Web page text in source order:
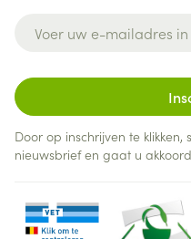
Door op inschrijven te
nieuwsbrief en gaat u